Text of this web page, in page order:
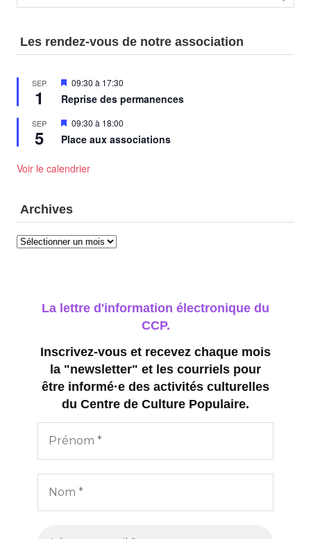
Les rendez-vous de notre association
SEP
1
Mis
avant
09:30 à 17:30
Reprise des permanences
SEP
5
Mis
avant
09:30 à 18:00
Place aux associations
Voir le calendrier
Archives
Archives
La lettre d'information électronique du
CCP.
Inscrivez-vous et recevez chaque mois
la "newsletter" et les courriels pour
être informé·e des activités culturelles
du Centre de Culture Populaire.